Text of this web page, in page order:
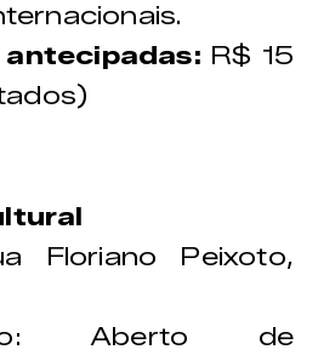
antecipadas: R$ 15
Floriano Peixoto,
Aberto de